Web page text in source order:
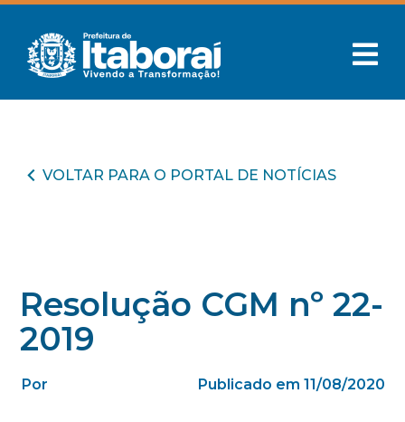
VOLTAR PARA O PORTAL DE NOTÍCIAS
Resolução CGM nº 22-
2019
Por Publicado em 11/08/2020